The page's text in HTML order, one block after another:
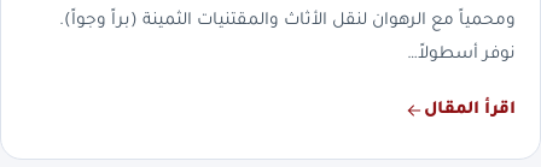
ومحمياً مع الرهوان لنقل الأثاث والمقتنيات الثمينة (براً وجواً).
نوفر أسطولاً…
اقرأ المقال